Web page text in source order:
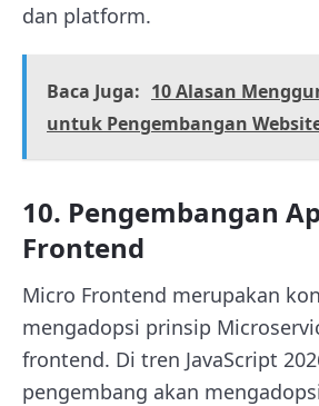
dan platform.
Baca Juga: 10 Alasan
untuk Pengembangan
10. Pengembangan
Frontend
Micro Frontend merupakan
mengadopsi prinsip
frontend. Di tren JavaScript
pengembang akan